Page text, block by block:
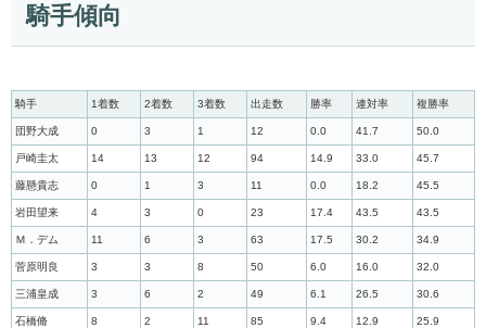
騎手傾向
騎手 1着数 2着数 3着数 出走数 勝率 連対率 複勝率
団野大成 0 3 1 12 0.0 41.7 50.0
戸崎圭太 14 13 12 94 14.9 33.0 45.7
藤懸貴志 0 1 3 11 0.0 18.2 45.5
岩田望来 4 3 0 23 17.4 43.5 43.5
Ｍ．デム 11 6 3 63 17.5 30.2 34.9
菅原明良 3 3 8 50 6.0 16.0 32.0
三浦皇成 3 6 2 49 6.1 26.5 30.6
石橋脩 8 2 11 85 9.4 12.9 25.9